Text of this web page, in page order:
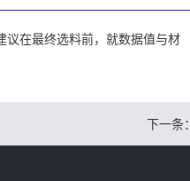
议在最终选料前，就数据值与材
下一条：